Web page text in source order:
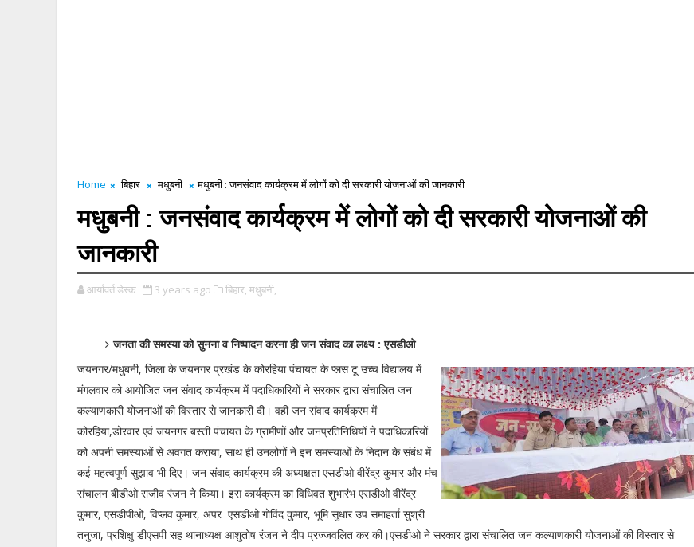
Home बिहार मधुबनी मधुबनी : जनसंवाद कार्यक्रम में लोगों को दी सरकारी योजनाओं की जानकारी
मधुबनी : जनसंवाद कार्यक्रम में लोगों को दी सरकारी योजनाओं की
जानकारी
आर्यावर्त डेस्क 3 years ago बिहार, मधुबनी,
जनता की समस्या को सुनना व निष्पादन करना ही जन संवाद का लक्ष्य : एसडीओ
जयनगर/मधुबनी, जिला के जयनगर प्रखंड के कोरहिया पंचायत के प्लस टू उच्च विद्यालय में
मंगलवार को आयोजित जन संवाद कार्यक्रम में पदाधिकारियों ने सरकार द्वारा संचालित जन
कल्याणकारी योजनाओं की विस्तार से जानकारी दी। वही जन संवाद कार्यक्रम में
कोरहिया,डोरवार एवं जयनगर बस्ती पंचायत के ग्रामीणों और जनप्रतिनिधियों ने पदाधिकारियों
को अपनी समस्याओं से अवगत कराया, साथ ही उनलोगों ने इन समस्याओं के निदान के संबंध में
कई महत्वपूर्ण सुझाव भी दिए। जन संवाद कार्यक्रम की अध्यक्षता एसडीओ वीरेंद्र कुमार और मंच
संचालन बीडीओ राजीव रंजन ने किया। इस कार्यक्रम का विधिवत शुभारंभ एसडीओ वीरेंद्र
कुमार, एसडीपीओ, विप्लव कुमार, अपर एसडीओ गोविंद कुमार, भूमि सुधार उप समाहर्ता सुश्री
तनुजा, प्रशिक्षु डीएसपी सह थानाध्यक्ष आशुतोष रंजन ने दीप प्रज्जवलित कर की।एसडीओ ने सरकार द्वारा संचालित जन कल्याणकारी योजनाओं की विस्तार से